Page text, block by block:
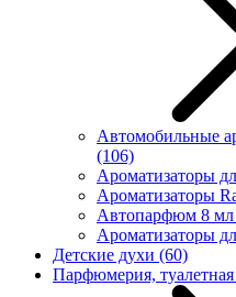
Автомобильные
(106)
Ароматизаторы
Ароматизаторы
Автопарфюм 8 мл
Ароматизаторы
Детские духи (60)
Парфюмерия,